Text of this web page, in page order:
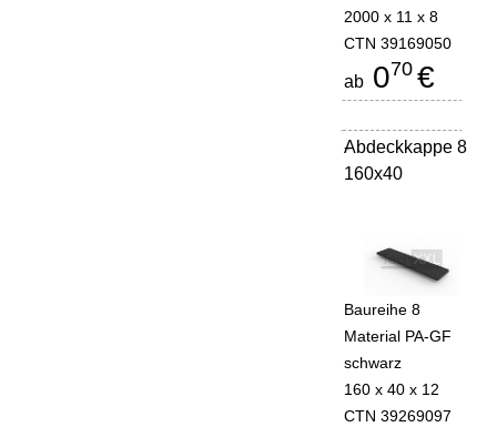
2000 x 11 x 8
CTN 39169050
ab 070 €
Abdeckkappe 8
160x40
-
Baureihe 8
Material PA-GF
schwarz
160 x 40 x 12
CTN 39269097